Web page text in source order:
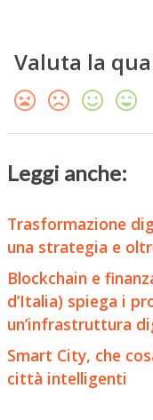
Valuta la
Leggi anche:
Trasformazione
una strategia e
Blockchain e
d’Italia) spiega i
un’infrastruttura
Smart City, che
città intelligenti